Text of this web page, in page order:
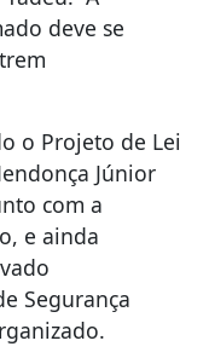
deve se
o Projeto de Lei
Júnior
com a
e ainda
Segurança